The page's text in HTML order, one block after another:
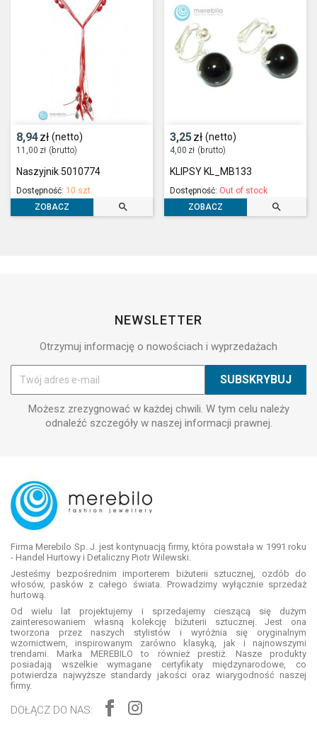
8,94zł (netto)
11,00 zł (brutto)
Naszyjnik 5010774
Dostępność: 10 szt.
ZOBACZ

3,25zł (netto)
4,00 zł (brutto)
KLIPSY KL_MB133
Dostępność: Out of stock
ZOBACZ

NEWSLETTER
Otrzymuj informację o nowościach i wyprzedażach
Możesz zrezygnować w każdej chwili. W tym celu należy
odnaleźć szczegóły w naszej informacji prawnej.
Firma Merebilo Sp. J. jest kontynuacją firmy, która powstała w 1991 roku
- Handel Hurtowy i Detaliczny Piotr Wilewski.
Jesteśmy bezpośrednim importerem biżuterii sztucznej, ozdób do
włosów, pasków z całego świata. Prowadzimy wyłącznie sprzedaż
hurtową.
Od wielu lat projektujemy i sprzedajemy cieszącą się dużym
zainteresowaniem własną kolekcję biżuterii sztucznej. Jest ona
tworzona przez naszych stylistów i wyróżnia się oryginalnym
wzornictwem, inspirowanym zarówno klasyką, jak i najnowszymi
trendami. Marka MEREBILO to również prestiż. Nasze produkty
posiadają wszelkie wymagane certyfikaty międzynarodowe, co
potwierdza najwyższe standardy jakości oraz wiarygodność naszej
firmy.
DOŁĄCZ DO NAS: